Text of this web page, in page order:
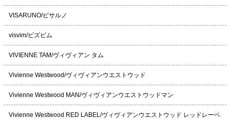
VISARUNO/ビサルノ
visvim/ビズビム
VIVIENNE TAM/ヴィヴィアン タム
Vivienne Westwood/ヴィヴィアンウエストウッド
Vivienne Westwood MAN/ヴィヴィアンウエストウッドマン
Vivienne Westwood RED LABEL/ヴィヴィアンウエストウッド レッドレーベ